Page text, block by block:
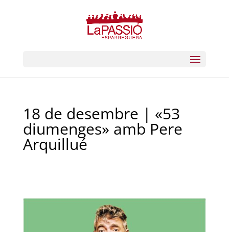
18 de desembre | «53
diumenges» amb Pere
Arquillué